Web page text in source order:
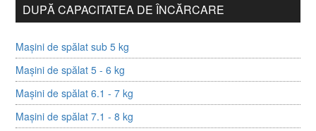
DUPĂ CAPACITATEA DE ÎNCĂRCARE
Mașini de spălat sub 5 kg
Mașini de spălat 5 - 6 kg
Mașini de spălat 6.1 - 7 kg
Mașini de spălat 7.1 - 8 kg